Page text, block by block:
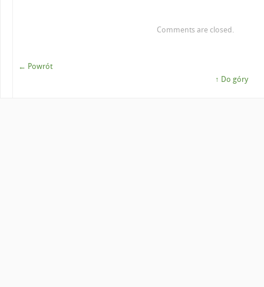
Comments are closed.
← Powrót
↑ Do góry